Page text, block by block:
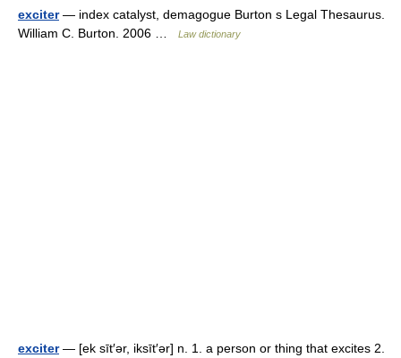
exciter— index catalyst, demagogue Burton s Legal Thesaurus.
William C. Burton. 2006 …
Law dictionary
exciter— [ek sīt′ər, iksīt′ər] n. 1. a person or thing that excites 2.